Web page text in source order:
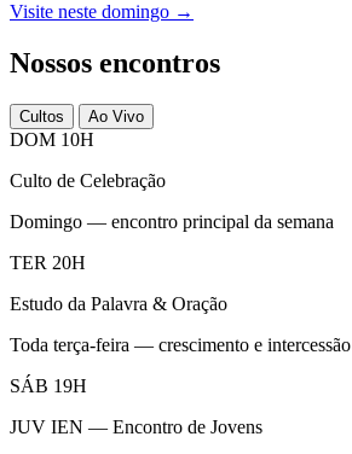
Visite neste domingo →
Nossos encontros
Cultos Ao Vivo
DOM 10H
Culto de Celebração
Domingo — encontro principal da semana
TER 20H
Estudo da Palavra & Oração
Toda terça-feira — crescimento e intercessão
SÁB 19H
JUV IEN — Encontro de Jovens